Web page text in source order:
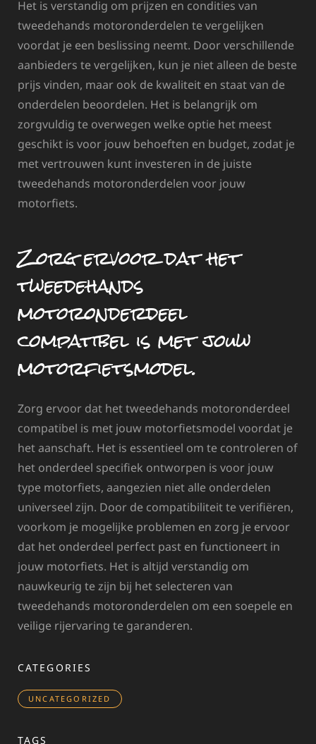
Het is verstandig om prijzen en condities van
tweedehands motoronderdelen te vergelijken
voordat je een beslissing neemt. Door verschillende
aanbieders te vergelijken, kun je niet alleen de beste
prijs vinden, maar ook de kwaliteit en staat van de
onderdelen beoordelen. Het is belangrijk om
zorgvuldig te overwegen welke optie het meest
geschikt is voor jouw behoeften en budget, zodat je
met vertrouwen kunt investeren in de juiste
tweedehands motoronderdelen voor jouw
motorfiets.
Zorg ervoor dat het
tweedehands
motoronderdeel
compatibel is met jouw
motorfietsmodel.
Zorg ervoor dat het tweedehands motoronderdeel
compatibel is met jouw motorfietsmodel voordat je
het aanschaft. Het is essentieel om te controleren of
het onderdeel specifiek ontworpen is voor jouw
type motorfiets, aangezien niet alle onderdelen
universeel zijn. Door de compatibiliteit te verifiëren,
voorkom je mogelijke problemen en zorg je ervoor
dat het onderdeel perfect past en functioneert in
jouw motorfiets. Het is altijd verstandig om
nauwkeurig te zijn bij het selecteren van
tweedehands motoronderdelen om een soepele en
veilige rijervaring te garanderen.
CATEGORIES
UNCATEGORIZED
TAGS